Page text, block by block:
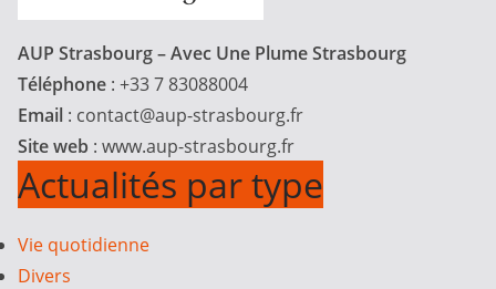
AUP Strasbourg – Avec Une Plume Strasbourg
Téléphone : +33 7 83088004
Email : contact@aup-strasbourg.fr
Site web : www.aup-strasbourg.fr
Actualités par type
Vie quotidienne
Divers